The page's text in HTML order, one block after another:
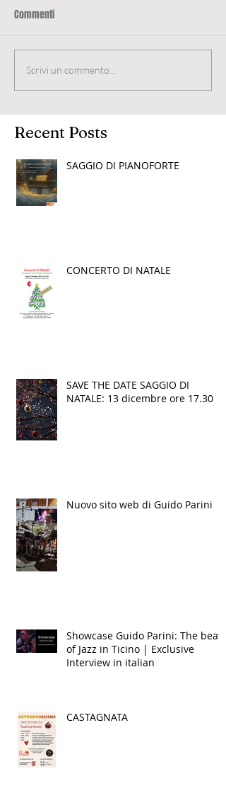
Commenti
Scrivi un commento...
Recent Posts
SAGGIO DI PIANOFORTE
CONCERTO DI NATALE
SAVE THE DATE SAGGIO DI
NATALE: 13 dicembre ore 17.30
Nuovo sito web di Guido Parini
Showcase Guido Parini: The beat
of Jazz in Ticino | Exclusive
Interview in italian
CASTAGNATA